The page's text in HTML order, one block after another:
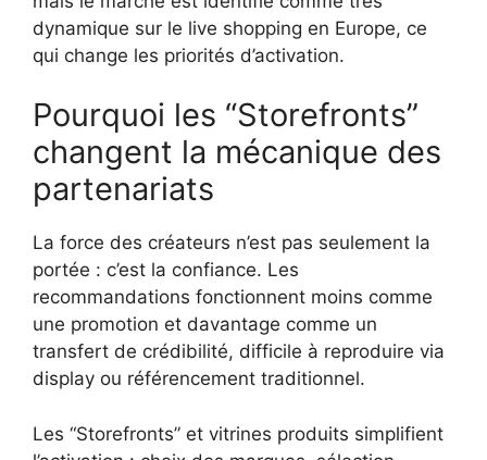
dynamique sur le live shopping en Europe, ce
qui change les priorités d’activation.
Pourquoi les “Storefronts”
changent la mécanique des
partenariats
La force des créateurs n’est pas seulement la
portée : c’est la confiance. Les
recommandations fonctionnent moins comme
une promotion et davantage comme un
transfert de crédibilité, difficile à reproduire via
display ou référencement traditionnel.
Les “Storefronts” et vitrines produits simplifient